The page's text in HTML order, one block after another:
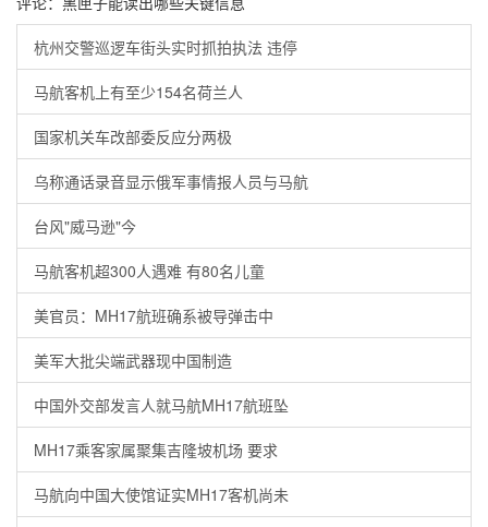
杭州交警巡逻车街头实时抓拍执法 违停
马航客机上有至少154名荷兰人
国家机关车改部委反应分两极
乌称通话录音显示俄军事情报人员与马航
台风"威马逊"今
马航客机超300人遇难 有80名儿童
美官员：MH17航班确系被导弹击中
美军大批尖端武器现中国制造
中国外交部发言人就马航MH17航班坠
MH17乘客家属聚集吉隆坡机场 要求
马航向中国大使馆证实MH17客机尚未